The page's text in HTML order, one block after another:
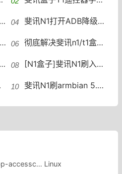
斐讯N1打开ADB降级后刷入支持FullCone Nat的Armbian系统并写入eMMC
彻底解决斐讯n1/t1盒子谷歌google youtube账号无法登录问题
[N1盒子]斐讯N1刷入ArchLinuxARM容器，N1盒子启动运行ArchLinuxARM容器系统
斐讯N1刷armbian 5.77写入emmc后进行优化设置
luci-app-accesscontrol-plus Linux